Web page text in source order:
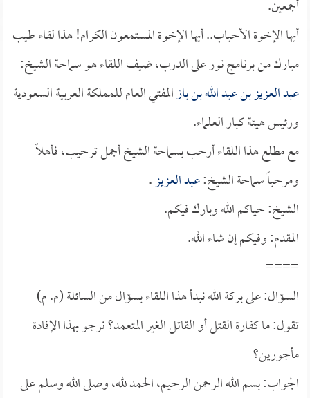
أجمعين.
أيها الإخوة الأحباب.. أيها الإخوة المستمعون الكرام! هذا لقاء طيب
مبارك من برنامج نور على الدرب، ضيف اللقاء هو سماحة الشيخ:
عبد العزيز بن عبد الله بن بازالمفتي العام للمملكة العربية السعودية
ورئيس هيئة كبار العلماء.
مع مطلع هذا اللقاء أرحب بسماحة الشيخ أجمل ترحيب، فأهلاً
ومرحباً سماحة الشيخ:عبد العزيز.
الشيخ: حياكم الله وبارك فيكم.
المقدم: وفيكم إن شاء الله.
====
السؤال: على بركة الله نبدأ هذا اللقاء بسؤال من السائلة (م. م)
تقول: ما كفارة القتل أو القاتل الغير المتعمد؟ نرجو بهذا الإفادة
مأجورين؟
الجواب: بسم الله الرحمن الرحيم، الحمد لله، وصلى الله وسلم على